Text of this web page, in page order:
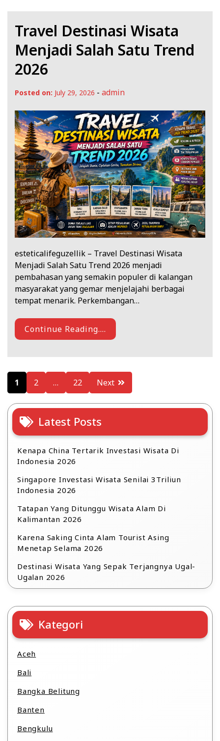
Travel Destinasi Wisata
Menjadi Salah Satu Trend
2026
Posted on: July 29, 2026 - admin
esteticalifeguzellik – Travel Destinasi Wisata
Menjadi Salah Satu Trend 2026 menjadi
pembahasan yang semakin populer di kalangan
masyarakat yang gemar menjelajahi berbagai
tempat menarik. Perkembangan…
Continue Reading....
Posts
pagination
1 2 … 22 Next
Latest Posts
Kenapa China Tertarik Investasi Wisata Di
Indonesia 2026
Singapore Investasi Wisata Senilai 3Triliun
Indonesia 2026
Tatapan Yang Ditunggu Wisata Alam Di
Kalimantan 2026
Karena Saking Cinta Alam Tourist Asing
Menetap Selama 2026
Destinasi Wisata Yang Sepak Terjangnya Ugal-
Ugalan 2026
Kategori
Aceh
Bali
Bangka Belitung
Banten
Bengkulu